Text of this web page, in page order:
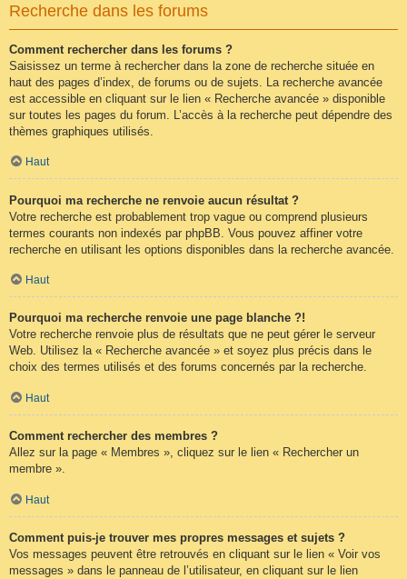
Recherche dans les forums
Comment rechercher dans les forums ?
Saisissez un terme à rechercher dans la zone de recherche située en
haut des pages d’index, de forums ou de sujets. La recherche avancée
est accessible en cliquant sur le lien « Recherche avancée » disponible
sur toutes les pages du forum. L’accès à la recherche peut dépendre des
thèmes graphiques utilisés.
Haut
Pourquoi ma recherche ne renvoie aucun résultat ?
Votre recherche est probablement trop vague ou comprend plusieurs
termes courants non indexés par phpBB. Vous pouvez affiner votre
recherche en utilisant les options disponibles dans la recherche avancée.
Haut
Pourquoi ma recherche renvoie une page blanche ?!
Votre recherche renvoie plus de résultats que ne peut gérer le serveur
Web. Utilisez la « Recherche avancée » et soyez plus précis dans le
choix des termes utilisés et des forums concernés par la recherche.
Haut
Comment rechercher des membres ?
Allez sur la page « Membres », cliquez sur le lien « Rechercher un
membre ».
Haut
Comment puis-je trouver mes propres messages et sujets ?
Vos messages peuvent être retrouvés en cliquant sur le lien « Voir vos
messages » dans le panneau de l’utilisateur, en cliquant sur le lien